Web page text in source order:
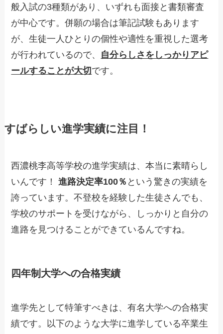
般入試の3種類があり、いずれも面接と書類審査
が中心です。併願の場合は筆記試験もあります
が、生徒一人ひとりの個性や適性を重視した選考
が行われているので、 自分らしさをしっかりアピ
ールすることが大切です。
すばらしい進学実績に注目！
西濃桃李高等学校の進学実績は、本当に素晴らし
いんです！進路決定率100％ という驚きの実績を
誇っています。不登校を経験した生徒さんでも、
学校のサポートを受けながら、しっかりと自分の
進路を見つけることができているんですね。
四年制大学への合格実績
進学先として特筆すべきは、有名大学への合格実
績です。以下のような大学に進学している卒業生